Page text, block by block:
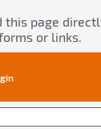
this page
or links.